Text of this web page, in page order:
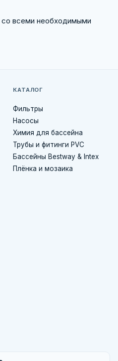
со всеми необходимыми
КАТАЛОГ
Фильтры
Насосы
Химия для бассейна
Трубы и фитинги PVC
Бассейны Bestway & Intex
Плёнка и мозаика